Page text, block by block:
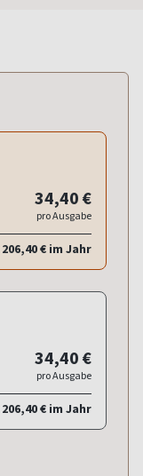
34,40 €
pro Ausgabe
206,40 € im Jahr
34,40 €
pro Ausgabe
206,40 € im Jahr